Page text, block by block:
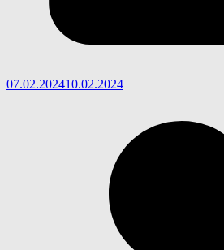
07.02.202410.02.2024